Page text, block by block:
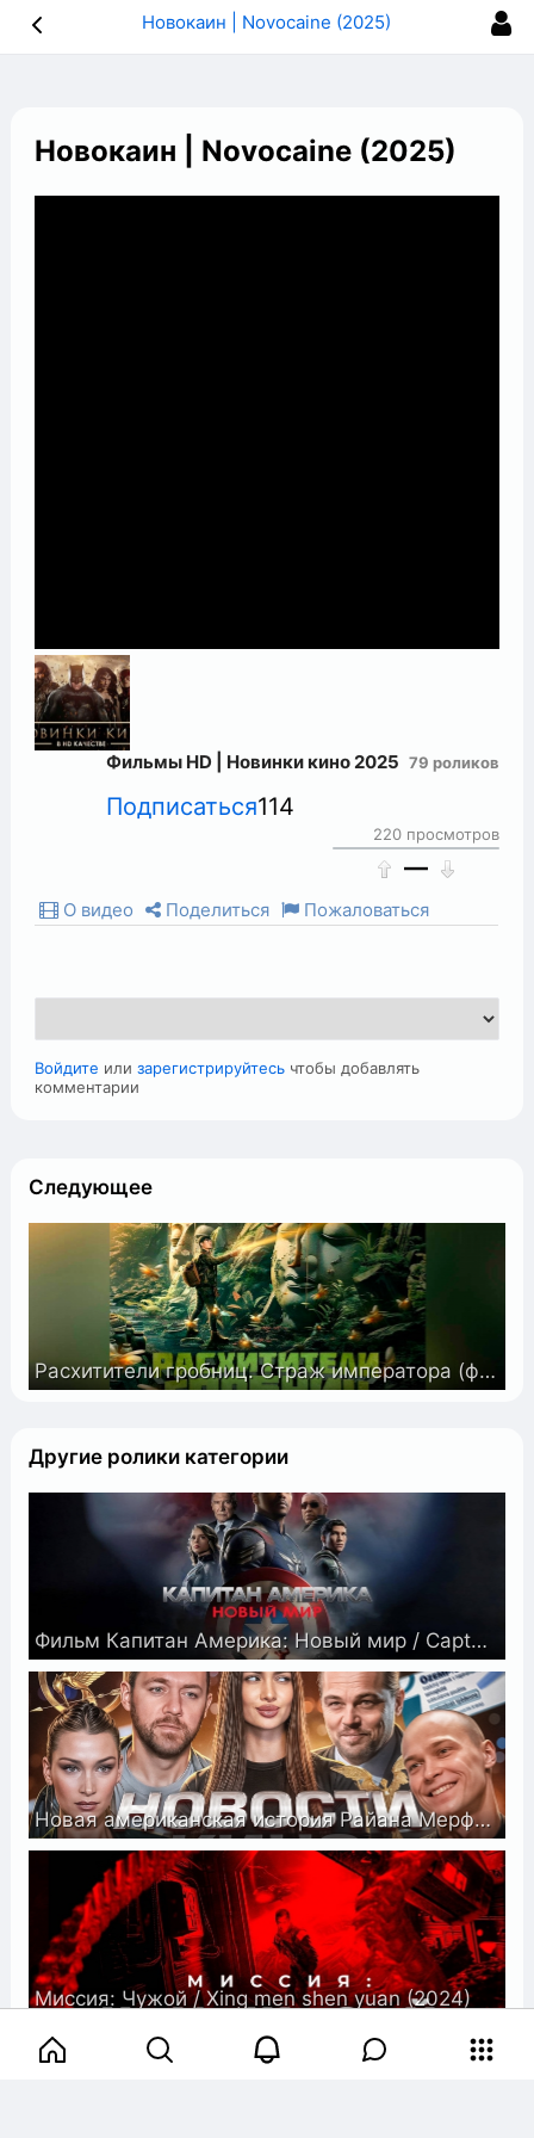
Новокаин | Novocaine (2025)
Новокаин | Novocaine (2025)
Фильмы HD | Новинки кино 2025 79 роликов
Подписаться114
220 просмотров
—
О видео Поделиться Пожаловаться
Войдите илизарегистрируйтесь чтобы добавлять
комментарии
Следующее
Расхитители гробниц. Страж императора (фильм, 2025)
Другие ролики категории
Фильм Капитан Америка: Новый мир / Captain America: Brave New World
Новая американская история Райана Мерфи, Перенос фильма с ДиКаприо
Миссия: Чужой / Xing men shen yuan (2024)